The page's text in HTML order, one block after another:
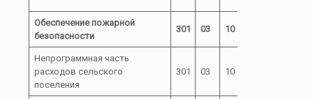
Обеспечение пожарной
безопасности
301 03 10
Непрограммная часть
расходов сельского
поселения
301 03 10